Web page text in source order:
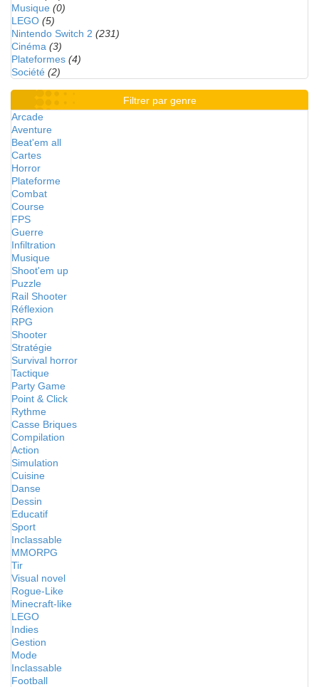
Musique (0)
LEGO (5)
Nintendo Switch 2 (231)
Cinéma (3)
Plateformes (4)
Société (2)
Filtrer par genre
Arcade
Aventure
Beat'em all
Cartes
Horror
Plateforme
Combat
Course
FPS
Guerre
Infiltration
Musique
Shoot'em up
Puzzle
Rail Shooter
Réflexion
RPG
Shooter
Stratégie
Survival horror
Tactique
Party Game
Point & Click
Rythme
Casse Briques
Compilation
Action
Simulation
Cuisine
Danse
Dessin
Educatif
Sport
Inclassable
MMORPG
Tir
Visual novel
Rogue-Like
Minecraft-like
LEGO
Indies
Gestion
Mode
Inclassable
Football